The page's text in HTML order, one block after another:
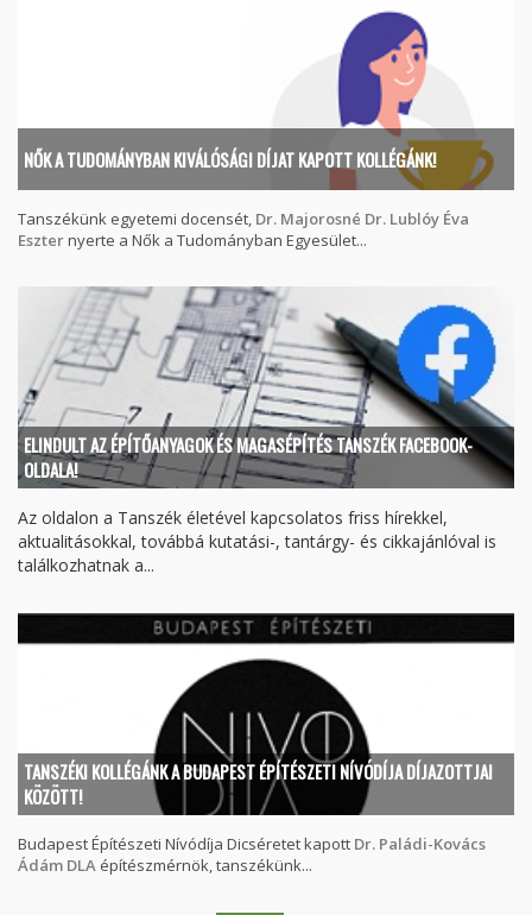
NŐK A TUDOMÁNYBAN KIVÁLÓSÁGI DÍJAT KAPOTT KOLLÉGÁNK!
Tanszékünk egyetemi docensét, Dr. Majorosné Dr. Lublóy Éva
Eszternyerte a Nők a Tudományban Egyesület...
ELINDULT AZ ÉPÍTŐANYAGOK ÉS MAGASÉPÍTÉS TANSZÉK FACEBOOK-
OLDALA!
Az oldalon a Tanszék életével kapcsolatos friss hírekkel,
aktualitásokkal, továbbá kutatási-, tantárgy- és cikkajánlóval is
találkozhatnak a...
TANSZÉKI KOLLÉGÁNK A BUDAPEST ÉPÍTÉSZETI NÍVÓDÍJA DÍJAZOTTJAI
KÖZÖTT!
Budapest Építészeti Nívódíja Dicséretet kapott Dr. Paládi-Kovács
Ádám DLA építészmérnök, tanszékünk...